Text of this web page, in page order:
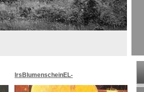
lrsBlumenscheinEL-